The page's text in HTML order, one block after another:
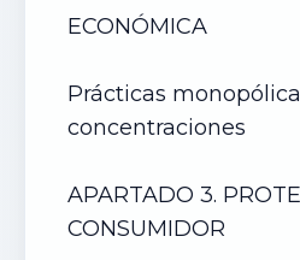
ECONÓMICA
Prácticas
concentraciones
APARTADO 3.
CONSUMIDOR